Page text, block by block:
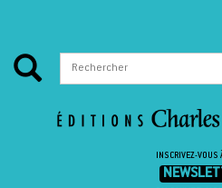
INSCRIVEZ-VOUS